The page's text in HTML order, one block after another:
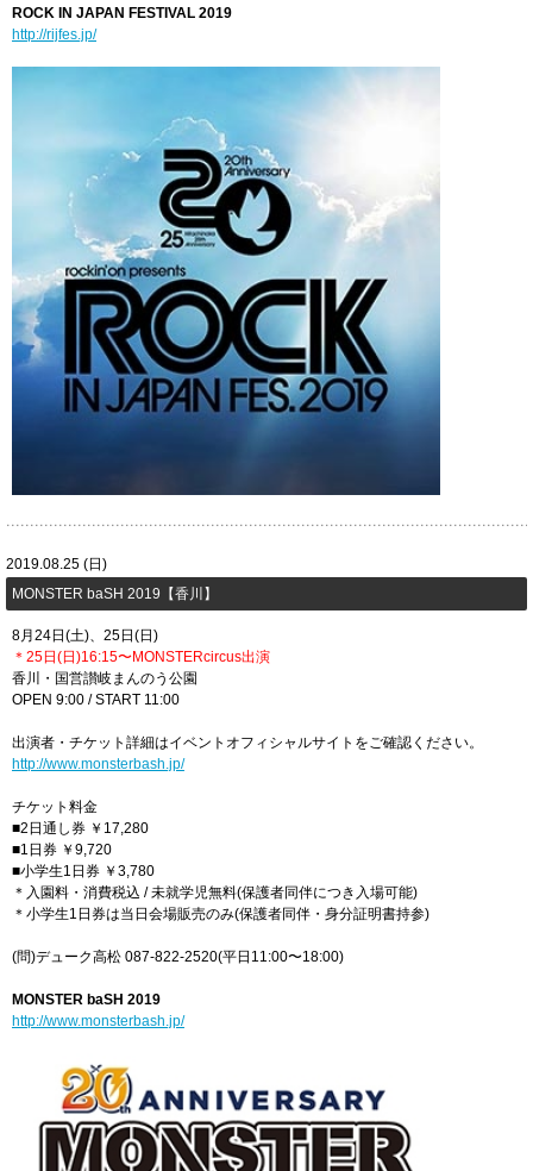
ROCK IN JAPAN FESTIVAL 2019
http://rijfes.jp/
2019.08.25 (日)
​MONSTER baSH 2019【香川】
8月24日(土)、25日(日)
＊25日(日)16:15〜MONSTERcircus出演
香川・国営讃岐まんのう公園
OPEN 9:00 / START 11:00
出演者・チケット詳細はイベントオフィシャルサイトをご確認ください。
http://www.monsterbash.jp/
チケット料金
■2日通し券 ￥17,280
■1日券 ￥9,720
■小学生1日券 ￥3,780
＊入園料・消費税込 / 未就学児無料(保護者同伴につき入場可能)
＊小学生1日券は当日会場販売のみ(保護者同伴・身分証明書持参)
(問)デューク高松 087-822-2520(平日11:00〜18:00)
MONSTER baSH 2019
http://www.monsterbash.jp/